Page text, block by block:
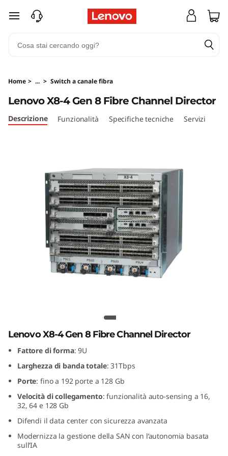
o
v
o
b
e
C
passa a contenuto principale
Home > ... > Switch a canale fibra
Lenovo X8-4 Gen 8 Fibre Channel
Director
Lenovo X8-4 Gen 8 Fibre Channel Director
Descrizione Funzionalità Specifiche tecniche Servizi
Lenovo X8-4 Gen 8 Fibre Channel Director
Fattore di forma: 9U
Larghezza di banda totale: 31Tbps
Porte: fino a 192 porte a 128 Gb
Velocità di collegamento: funzionalità auto-sensing a 16,
32, 64 e 128 Gb
Difendi il data center con sicurezza avanzata
Modernizza la gestione della SAN con l’autonomia basata
sull’IA